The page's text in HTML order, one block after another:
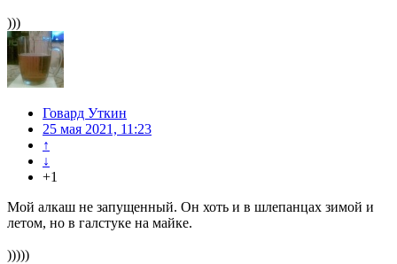
)))
Говард Уткин
25 мая 2021, 11:23
↑
↓
+1
Мой алкаш не запущенный. Он хоть и в шлепанцах зимой и
летом, но в галстуке на майке.
)))))